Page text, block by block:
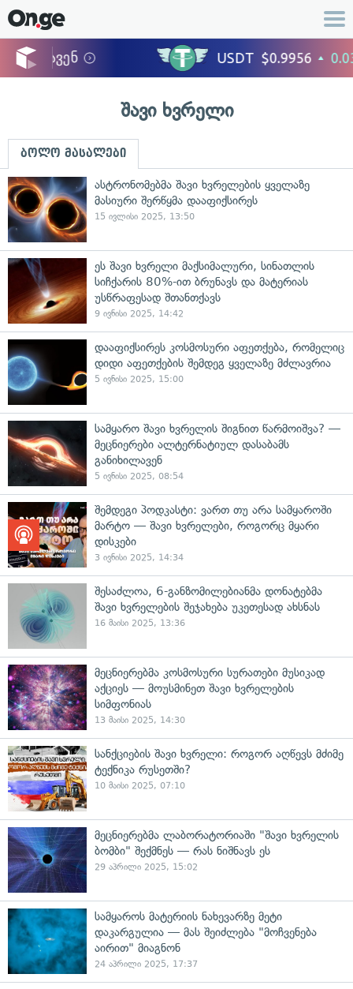
შავი ხვრელი
ბოლო მასალები
ასტრონომებმა შავი ხვრელების ყველაზე
მასიური შერწყმა დააფიქსირეს
15 ივლისი 2025, 13:50
ეს შავი ხვრელი მაქსიმალური, სინათლის
სიჩქარის 80%-ით ბრუნავს და მატერიას
უსწრაფესად შთანთქავს
9 ივნისი 2025, 14:42
დააფიქსირეს კოსმოსური აფეთქება, რომელიც
დიდი აფეთქების შემდეგ ყველაზე მძლავრია
5 ივნისი 2025, 15:00
სამყარო შავი ხვრელის შიგნით წარმოიშვა? —
მეცნიერები ალტერნატიულ დასაბამს
განიხილავენ
5 ივნისი 2025, 08:54
შემდეგი პოდკასტი: ვართ თუ არა სამყაროში
მარტო — შავი ხვრელები, როგორც მყარი
დისკები
3 ივნისი 2025, 14:34
შესაძლოა, 6-განზომილებიანმა დონატებმა
შავი ხვრელების შეჯახება უკეთესად ახსნას
16 მაისი 2025, 13:36
მეცნიერებმა კოსმოსური სურათები მუსიკად
აქციეს — მოუსმინეთ შავი ხვრელების
სიმფონიას
13 მაისი 2025, 14:30
სანქციების შავი ხვრელი: როგორ აღწევს მძიმე
ტექნიკა რუსეთში?
10 მაისი 2025, 07:10
მეცნიერებმა ლაბორატორიაში "შავი ხვრელის
ბომბი" შექმნეს — რას ნიშნავს ეს
29 აპრილი 2025, 15:02
სამყაროს მატერიის ნახევარზე მეტი
დაკარგულია — მას შეიძლება "მოჩვენება
აირით" მიაგნონ
24 აპრილი 2025, 17:37